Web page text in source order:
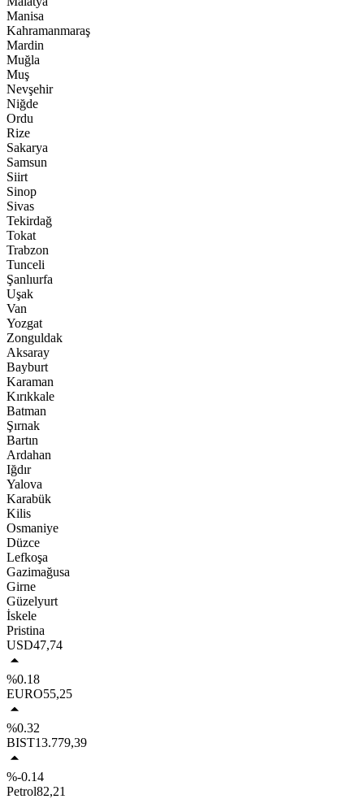
Manisa
Kahramanmaraş
Mardin
Muğla
Muş
Nevşehir
Niğde
Ordu
Rize
Sakarya
Samsun
Siirt
Sinop
Sivas
Tekirdağ
Tokat
Trabzon
Tunceli
Şanlıurfa
Uşak
Van
Yozgat
Zonguldak
Aksaray
Bayburt
Karaman
Kırıkkale
Batman
Şırnak
Bartın
Ardahan
Iğdır
Yalova
Karabük
Kilis
Osmaniye
Düzce
Lefkoşa
Gazimağusa
Girne
Güzelyurt
İskele
Pristina
USD47,74
%0.18
EURO55,25
%0.32
BIST13.779,39
%-0.14
Petrol82,21